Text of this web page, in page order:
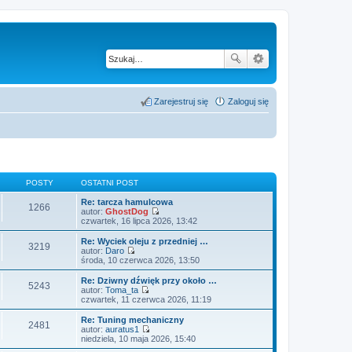
Zaloguj się
Zarejestruj się
POSTY OSTATNI POST
1266
Re: tarcza hamulcowa
autor: GhostDog
W
y
ś
w
i
e
a
n
w
czwartek, 16 lipca 2026, 13:42
3219
Re: Wyciek oleju z przedniej …
autor: Daro
W
y
ś
w
i
e
l
n
a
środa, 10 czerwca 2026, 13:50
5243
Re: Dziwny dźwięk przy około …
autor: Toma_ta
W
y
ś
w
e
czwartek, 11 czerwca 2026, 11:19
2481
Re: Tuning mechaniczny
autor: auratus1
W
y
niedziela, 10 maja 2026, 15:40